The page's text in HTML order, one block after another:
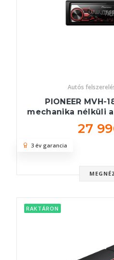
Autós
PIONEER MVH-
mechanika nélküli
27
3 év garancia
RAKTÁRON